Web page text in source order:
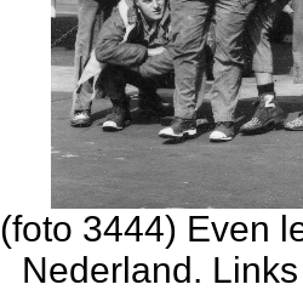
(foto 3444) Even
Nederland.